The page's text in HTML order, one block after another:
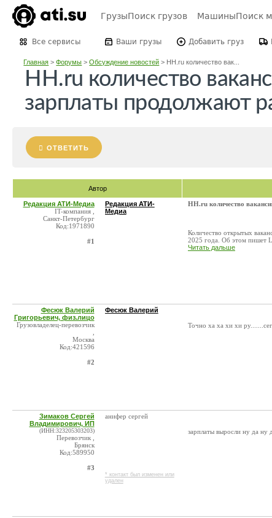
ГрузыПоиск грузов МашиныПоиск
Все сервисы Ваши грузы Добавить груз
Главная >Форумы >Обсуждение новостей > HH.ru количество вак...
HH.ru количество
зарплаты продолжают
ОТВЕТИТЬ
Автор
Редакция АТИ-Медиа
IT-компания ,
Санкт-Петербург
Код:1971890
#1
Редакция АТИ-
Медиа
HH.ru количество
Количество открытых
2025 года. Об этом пишет
Читать дальше
Фесюк Валерий
Григорьевич, физ.лицо
Грузовладелец-перевозчик
Москва
Код:421596
#2
Фесюк Валерий
Точно ха ха хи хи
Зимаков Сергей
Владимирович, ИП
(ИНН:323205303203)
Перевозчик ,
Брянск
Код:589950
#3
анифер сергей
* контакт был изменен или
удален
зарплаты выросли ну да ну